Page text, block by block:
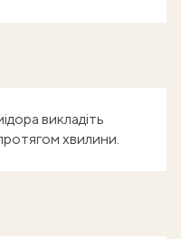
викладіть
хвилини.